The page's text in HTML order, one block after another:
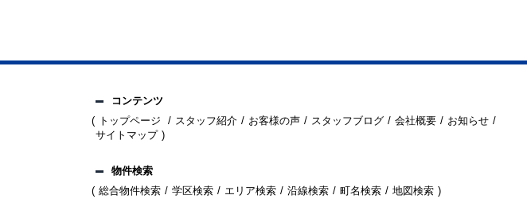
コンテンツ
トップページ
スタッフ紹介 お客様の声 スタッフブログ 会社概要
お知らせ
サイトマップ
物件検索
総合物件検索
学区検索 エリア検索 沿線検索 町名検索 地図検索